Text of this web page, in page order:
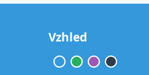
Vzhled